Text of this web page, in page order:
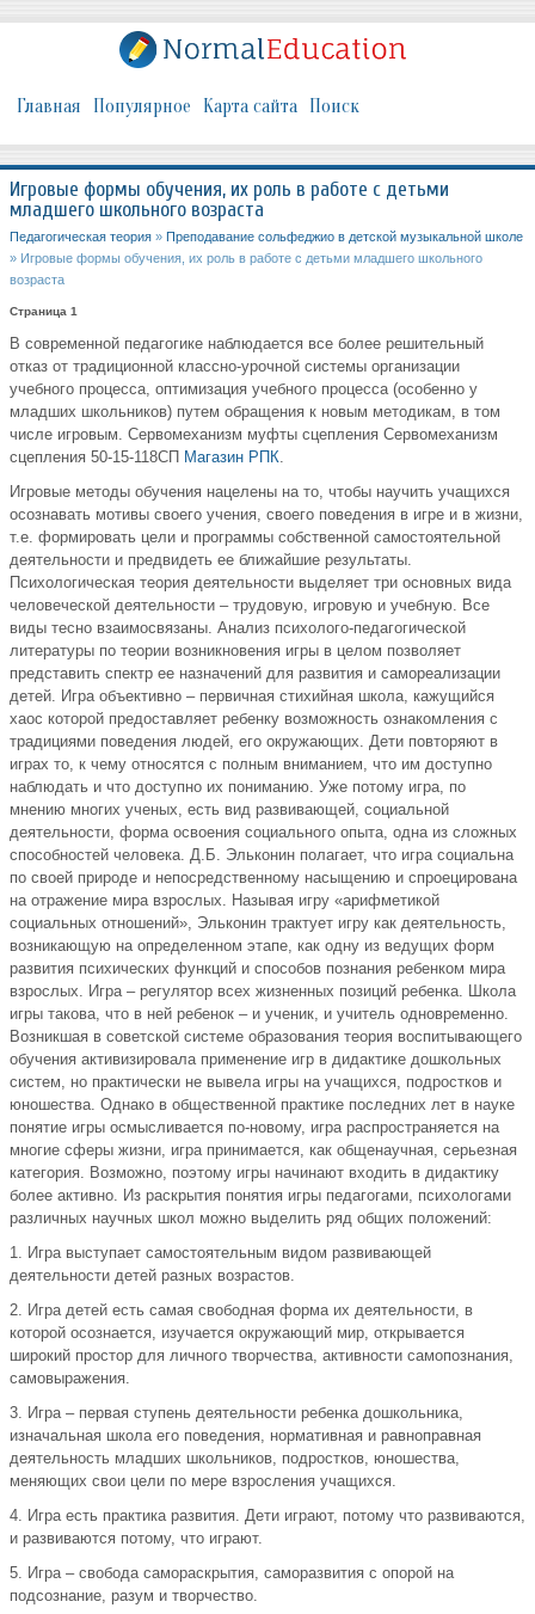
Главная Популярное Карта сайта Поиск
Игровые формы обучения, их роль в работе с детьми
младшего школьного возраста
Педагогическая теория » Преподавание сольфеджио в детской музыкальной школе
» Игровые формы обучения, их роль в работе с детьми младшего школьного
возраста
Страница 1
В современной педагогике наблюдается все более решительный
отказ от традиционной классно-урочной системы организации
учебного процесса, оптимизация учебного процесса (особенно у
младших школьников) путем обращения к новым методикам, в том
числе игровым. Сервомеханизм муфты сцепления Сервомеханизм
сцепления 50-15-118СП Магазин РПК.
Игровые методы обучения нацелены на то, чтобы научить учащихся
осознавать мотивы своего учения, своего поведения в игре и в жизни,
т.е. формировать цели и программы собственной самостоятельной
деятельности и предвидеть ее ближайшие результаты.
Психологическая теория деятельности выделяет три основных вида
человеческой деятельности – трудовую, игровую и учебную. Все
виды тесно взаимосвязаны. Анализ психолого-педагогической
литературы по теории возникновения игры в целом позволяет
представить спектр ее назначений для развития и самореализации
детей. Игра объективно – первичная стихийная школа, кажущийся
хаос которой предоставляет ребенку возможность ознакомления с
традициями поведения людей, его окружающих. Дети повторяют в
играх то, к чему относятся с полным вниманием, что им доступно
наблюдать и что доступно их пониманию. Уже потому игра, по
мнению многих ученых, есть вид развивающей, социальной
деятельности, форма освоения социального опыта, одна из сложных
способностей человека. Д.Б. Эльконин полагает, что игра социальна
по своей природе и непосредственному насыщению и спроецирована
на отражение мира взрослых. Называя игру «арифметикой
социальных отношений», Эльконин трактует игру как деятельность,
возникающую на определенном этапе, как одну из ведущих форм
развития психических функций и способов познания ребенком мира
взрослых. Игра – регулятор всех жизненных позиций ребенка. Школа
игры такова, что в ней ребенок – и ученик, и учитель одновременно.
Возникшая в советской системе образования теория воспитывающего
обучения активизировала применение игр в дидактике дошкольных
систем, но практически не вывела игры на учащихся, подростков и
юношества. Однако в общественной практике последних лет в науке
понятие игры осмысливается по-новому, игра распространяется на
многие сферы жизни, игра принимается, как общенаучная, серьезная
категория. Возможно, поэтому игры начинают входить в дидактику
более активно. Из раскрытия понятия игры педагогами, психологами
различных научных школ можно выделить ряд общих положений:
1. Игра выступает самостоятельным видом развивающей
деятельности детей разных возрастов.
2. Игра детей есть самая свободная форма их деятельности, в
которой осознается, изучается окружающий мир, открывается
широкий простор для личного творчества, активности самопознания,
самовыражения.
3. Игра – первая ступень деятельности ребенка дошкольника,
изначальная школа его поведения, нормативная и равноправная
деятельность младших школьников, подростков, юношества,
меняющих свои цели по мере взросления учащихся.
4. Игра есть практика развития. Дети играют, потому что развиваются,
и развиваются потому, что играют.
5. Игра – свобода самораскрытия, саморазвития с опорой на
подсознание, разум и творчество.